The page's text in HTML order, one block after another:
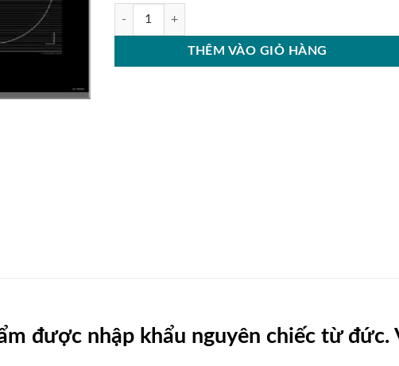
Bếp Từ Eurosun EU-T897G số lượng
THÊM VÀO GIỎ HÀNG
được nhập khẩu nguyên chiếc từ đức.